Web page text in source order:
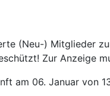
(Neu-) Mitglieder
Zur Anzeige
am 06. Januar von